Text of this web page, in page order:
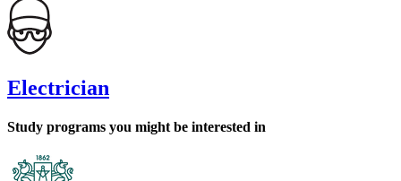
Electrician
Study programs you might be interested in